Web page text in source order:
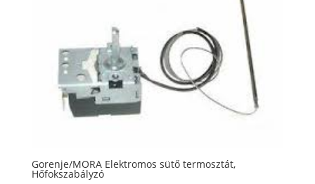
Gorenje/MORA Elektromos sütő termosztát,
Hőfokszabályzó